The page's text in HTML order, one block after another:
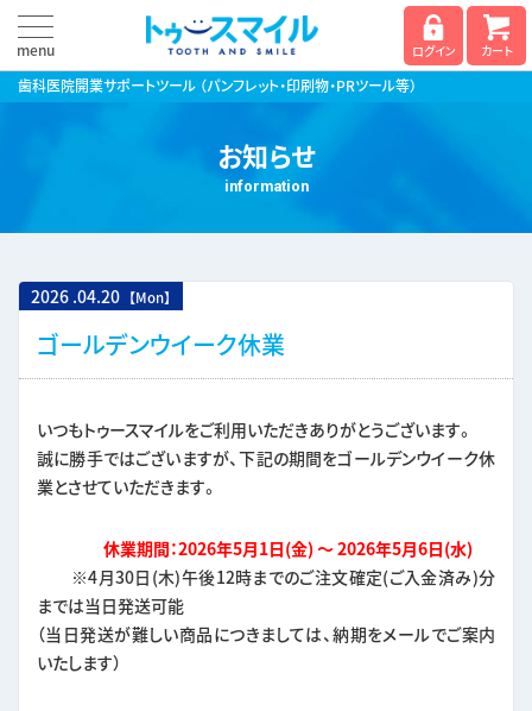
歯科医院開業サポートツール （パンフレット・印刷物・PRツール等）
ログイン カート
お知らせ
information
2026 .04.20 【Mon】
ゴールデンウイーク休業
いつもトゥースマイルをご利用いただきありがとうございます。
誠に勝手ではございますが、下記の期間をゴールデンウイーク休
業とさせていただきます。
休業期間：2026年5月1日(金) ～ 2026年5月6日(水)
※4月30日(木)午後12時までのご注文確定(ご入金済み)分
までは当日発送可能
（当日発送が難しい商品につきましては、納期をメールでご案内
いたします）
menu